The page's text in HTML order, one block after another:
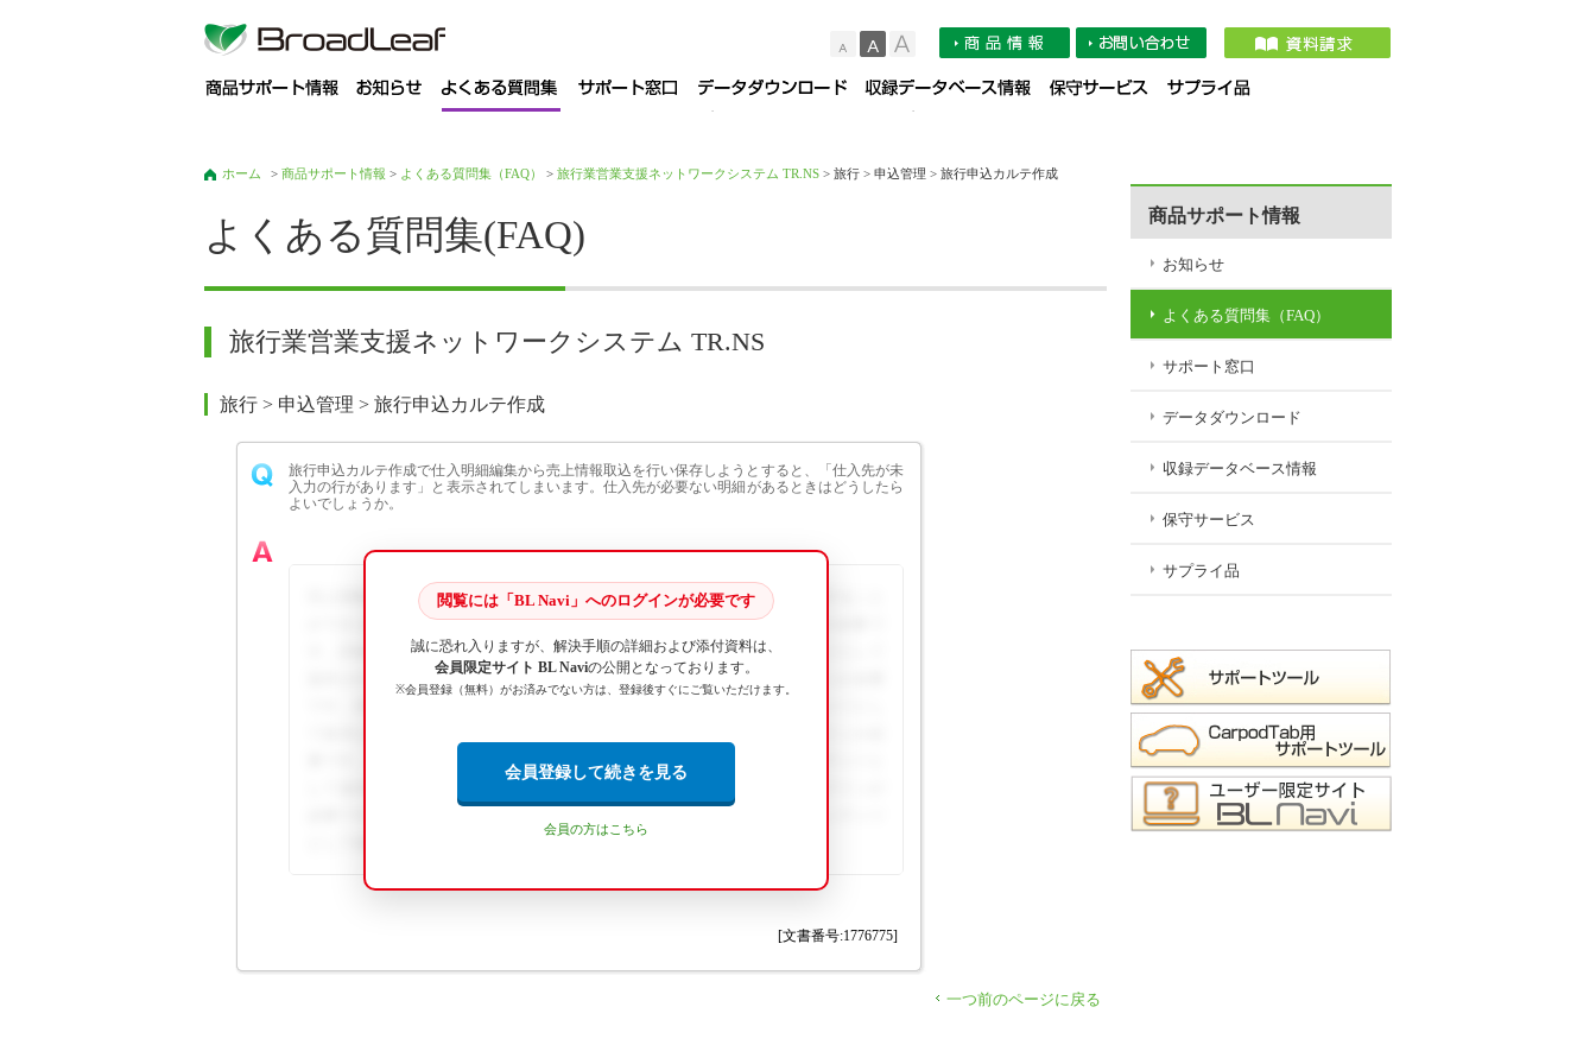
小 大
商品サポート情報
お知らせ
ホーム > 商品サポート情報 > よくある質問集（FAQ） > 旅行業営業支援ネットワークシステム TR.NS > 旅行 > 申込管理 > 旅行申込カルテ作成
よくある質問集(FAQ)
旅行業営業支援ネットワークシステム TR.NS
旅行 > 申込管理 > 旅行申込カルテ作成
旅行申込カルテ作成で仕入明細編集から売上情報取込を行い保存しようとすると、「仕入先が未
入力の行があります」と表示されてしまいます。仕入先が必要ない明細があるときはどうしたら
よいでしょうか。
売上情報取込の画面左端のチェックをはずすと、仕入先を入力せずに保存すること
ができます。 ... この回答の続きを閲覧するには、BL Naviへのログインが必要で
す。詳細な手順や画像解説、関連資料のダウンロードは会員専用コンテンツとして
提供されています。この回答の続きを閲覧するには、BL Naviへのログインが必要
要です。詳細な手順や画像解説、関連資料のダウンロードは会員専用コンテンツと
閲覧には「BL Navi」へのログインが必要です
誠に恐れ入りますが、解決手順の詳細および添付資料は、
会員限定サイト BL Naviの公開となっております。
※会員登録（無料）がお済みでない方は、登録後すぐにご覧いただけます。
会員登録して続きを見る
会員の方はこちら
[文書番号:1776775]
一つ前のページに戻る
商品サポート情報
お知らせ
よくある質問集（FAQ）
サポート窓口
データダウンロード
収録データベース情報
保守サービス
サプライ品